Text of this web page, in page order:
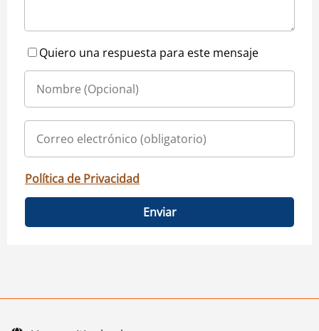
Quiero una respuesta para este mensaje
Política de Privacidad
Enviar